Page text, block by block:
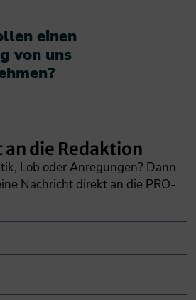
einen
von uns
die Redaktion
Lob oder Anregungen? Dann
Nachricht direkt an die PRO-